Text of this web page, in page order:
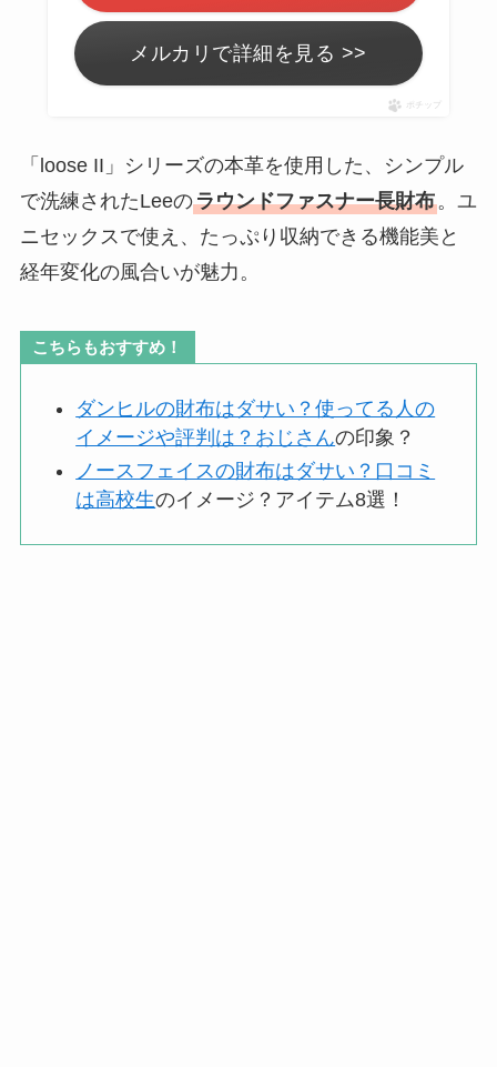
メルカリで詳細を見る >>
ポチップ
「loose II」シリーズの本革を使用した、シンプル
で洗練されたLeeのラウンドファスナー長財布。ユ
ニセックスで使え、たっぷり収納できる機能美と
経年変化の風合いが魅力。
こちらもおすすめ！
ダンヒルの財布はダサい？使ってる人の
イメージや評判は？おじさんの印象？
ノースフェイスの財布はダサい？口コミ
は高校生のイメージ？アイテム8選！